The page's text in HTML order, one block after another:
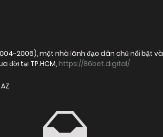
2006), một nhà lãnh đạo dân chủ nổi bật và
đời tại TP.HCM, https://86bet.digital/
AZ